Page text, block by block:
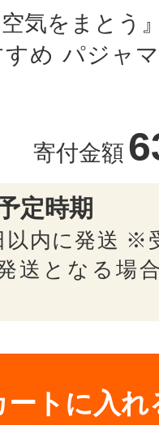
気をまとう
め パジャ
寄付金額
定時期
以内に発送 ※
送となる場
ートに入れ